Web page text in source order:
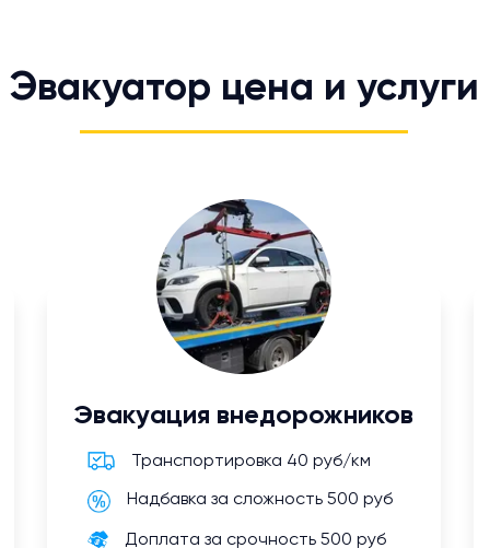
Эвакуатор цена и услуги
Эвакуация внедорожников
Транспортировка 40 руб/км
Надбавка за сложность 500 руб
Доплата за срочность 500 руб